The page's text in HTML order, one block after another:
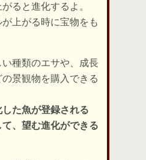
ると進化するよ。
上がる時に宝物をも
種類のエサや、成長
景観物を購入できる
た魚が登録される
て、望む進化ができる